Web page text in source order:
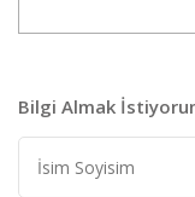
Bilgi Almak